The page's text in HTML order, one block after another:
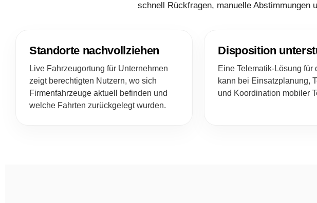
schnell Rückfragen, manuelle Abstimmungen
Standorte nachvollziehen
Live Fahrzeugortung für Unternehmen
zeigt berechtigten Nutzern, wo sich
Firmenfahrzeuge aktuell befinden und
welche Fahrten zurückgelegt wurden.
Disposition
Eine Telematik-Lösung für
kann bei Einsatzplanung,
und Koordination mobiler